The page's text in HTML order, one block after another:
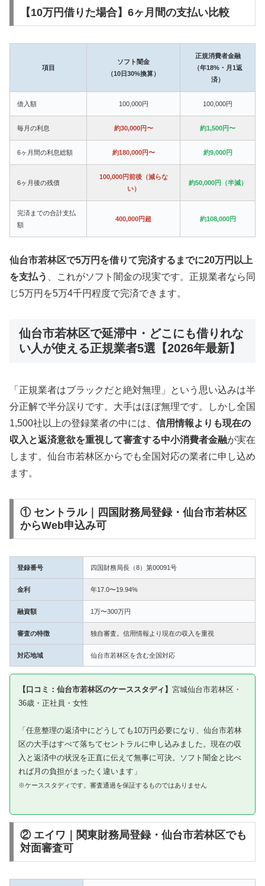
【10万円借りた場合】6ヶ月間の支払い比較
項目
ソフト闇金
（10日30%換算）
正規消費者金融
（年18%・月1返
済）
借入額 100,000円 100,000円
毎月の利息 約30,000円〜 約1,500円〜
6ヶ月間の利息総額 約180,000円〜 約9,000円
6ヶ月後の残債
100,000円前後（減らな
い）
約50,000円（半減）
完済までの合計支払
額
400,000円超 約108,000円
仙台市若林区で5万円を借りて完済するまでに20万円以上
を支払う
、これがソフト闇金の現実です。正規業者なら同
じ5万円を5万4千円程度で完済できます。
仙台市若林区で延滞中・どこにも借りれな
い人が使える正規業者5選【2026年最新】
「正規業者はブラックだと絶対無理」という思い込みは半
分正解で半分誤りです。大手はほぼ無理です。しかし全国
1,500社以上の登録業者の中には、 信用情報よりも現在の
収入と返済意欲を重視して審査する中小消費者金融が実在
します。仙台市若林区からでも全国対応の業者に申し込め
ます。
① セントラル｜四国財務局登録・仙台市若林区
からWeb申込み可
登録番号 四国財務局長（8）第00091号
金利 年17.0〜19.94%
融資額 1万〜300万円
審査の特徴 独自審査。信用情報より現在の収入を重視
対応地域 仙台市若林区を含む全国対応
【口コミ：仙台市若林区のケーススタディ】 宮城仙台市若林区・
36歳・正社員・女性
「任意整理の返済中にどうしても10万円必要になり、仙台市若林
区の大手はすべて落ちてセントラルに申し込みました。現在の収
入と返済中の状況を正直に伝えて無事に可決。ソフト闇金と比べ
れば月の負担がまったく違います」
※ケーススタディです。審査通過を保証するものではありません
② エイワ｜関東財務局登録・仙台市若林区でも
対面審査可